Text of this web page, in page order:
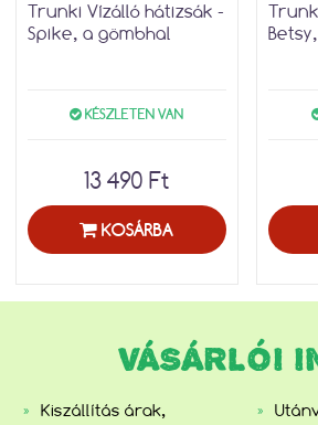
Trunki Vízálló hátizsák -
Spike, a gömbhal
KÉSZLETEN VAN
13 490 Ft
KOSÁRBA
VÁSÁRLÓI
Kiszállítás árak,